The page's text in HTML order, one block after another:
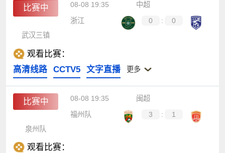
比赛中 08-08 19:35
中超
浙江
0 :
0
武汉三镇
观看比赛：
高清线路
CCTV5 文字直播 更多
比赛中 08-08 19:35
闽超
福州队
3 :
1
泉州队
观看比赛：